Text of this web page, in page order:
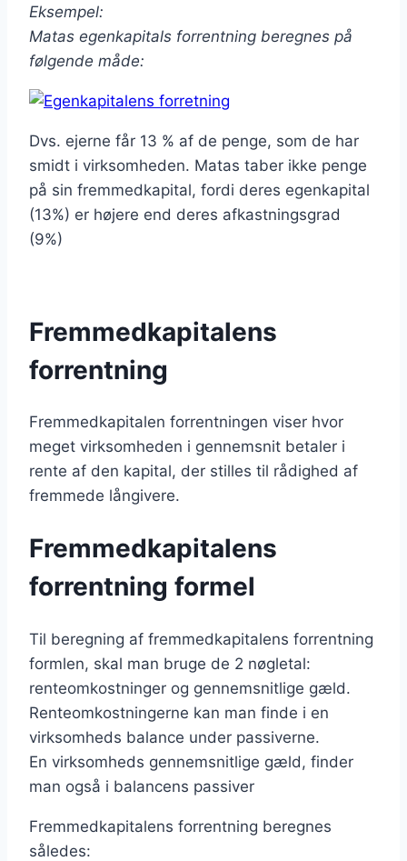
Eksempel:
Matas egenkapitals forrentning beregnes på
følgende måde:
Dvs. ejerne får 13 % af de penge, som de har
smidt i virksomheden. Matas taber ikke penge
på sin fremmedkapital, fordi deres egenkapital
(13%) er højere end deres afkastningsgrad
(9%)
Fremmedkapitalens
forrentning
Fremmedkapitalen forrentningen viser hvor
meget virksomheden i gennemsnit betaler i
rente af den kapital, der stilles til rådighed af
fremmede långivere.
Fremmedkapitalens
forrentning formel
Til beregning af fremmedkapitalens forrentning
formlen, skal man bruge de 2 nøgletal:
renteomkostninger og gennemsnitlige gæld.
Renteomkostningerne kan man finde i en
virksomheds balance under passiverne.
En virksomheds gennemsnitlige gæld, finder
man også i balancens passiver
Fremmedkapitalens forrentning beregnes
således: